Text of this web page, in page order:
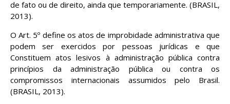
de fato ou de direito, ainda que temporariamente. (BRASIL,
2013).
O Art. 5º define os atos de improbidade administrativa que
podem ser exercidos por pessoas jurídicas e que
Constituem atos lesivos à administração pública contra
princípios da administração pública ou contra os
compromissos internacionais assumidos pelo Brasil.
(BRASIL, 2013).